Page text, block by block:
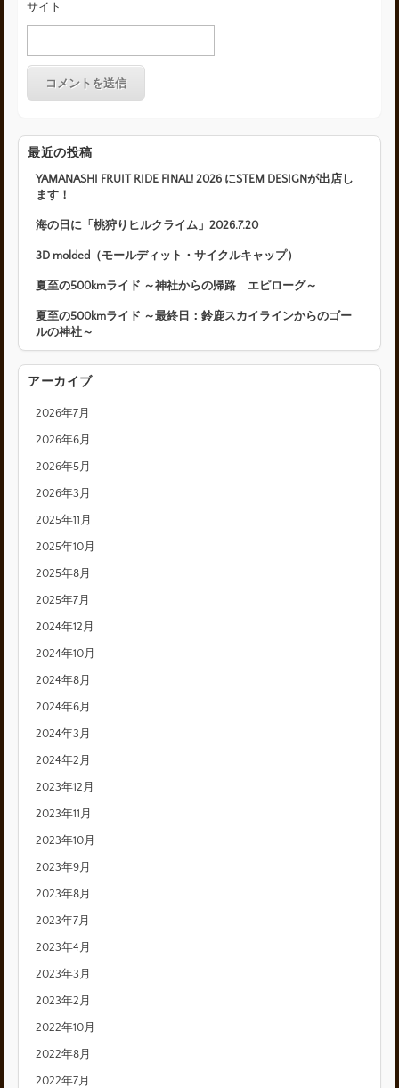
サイト
最近の投稿
YAMANASHI FRUIT RIDE FINAL! 2026 にSTEM DESIGNが出店し
ます！
海の日に「桃狩りヒルクライム」2026.7.20
3D molded（モールディット・サイクルキャップ）
夏至の500kmライド ～神社からの帰路 エピローグ～
夏至の500kmライド ～最終日：鈴鹿スカイラインからのゴー
ルの神社～
アーカイブ
2026年7月
2026年6月
2026年5月
2026年3月
2025年11月
2025年10月
2025年8月
2025年7月
2024年12月
2024年10月
2024年8月
2024年6月
2024年3月
2024年2月
2023年12月
2023年11月
2023年10月
2023年9月
2023年8月
2023年7月
2023年4月
2023年3月
2023年2月
2022年10月
2022年8月
2022年7月